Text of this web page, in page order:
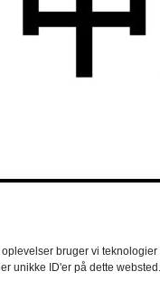
bruger vi
unikke ID'er på dette